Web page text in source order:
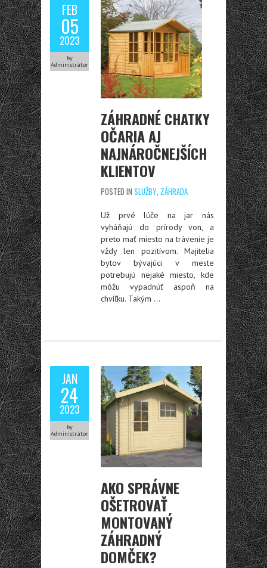
FEB
05
2023
by
Administrátor
ZÁHRADNÉ CHATKY
OČARIA AJ
NAJNÁROČNEJŠÍCH
KLIENTOV
POSTED IN SLUŽBY, ZÁHRADA
Už prvé lúče na jar nás
vyháňajú do prírody von, a
preto mať miesto na trávenie je
vždy len pozitívom. Majitelia
bytov bývajúci v meste
potrebujú nejaké miesto, kde
môžu vypadnúť aspoň na
chvíľku. Takým …
JAN
24
2023
by
Administrátor
AKO SPRÁVNE
OŠETROVAŤ
MONTOVANÝ
ZÁHRADNÝ
DOMČEK?